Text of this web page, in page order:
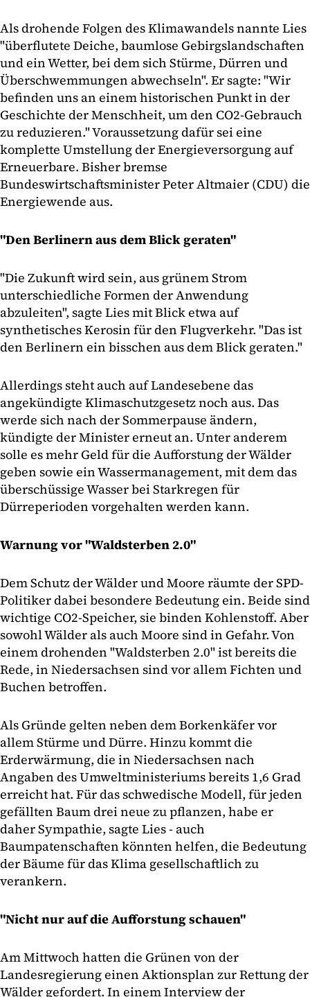
Als drohende Folgen des Klimawandels nannte Lies
"überflutete Deiche, baumlose Gebirgslandschaften
und ein Wetter, bei dem sich Stürme, Dürren und
Überschwemmungen abwechseln". Er sagte: "Wir
befinden uns an einem historischen Punkt in der
Geschichte der Menschheit, um den CO2-Gebrauch
zu reduzieren." Voraussetzung dafür sei eine
komplette Umstellung der Energieversorgung auf
Erneuerbare. Bisher bremse
Bundeswirtschaftsminister Peter Altmaier (CDU) die
Energiewende aus.
"Den Berlinern aus dem Blick geraten"
"Die Zukunft wird sein, aus grünem Strom
unterschiedliche Formen der Anwendung
abzuleiten", sagte Lies mit Blick etwa auf
synthetisches Kerosin für den Flugverkehr. "Das ist
den Berlinern ein bisschen aus dem Blick geraten."
Allerdings steht auch auf Landesebene das
angekündigte Klimaschutzgesetz noch aus. Das
werde sich nach der Sommerpause ändern,
kündigte der Minister erneut an. Unter anderem
solle es mehr Geld für die Aufforstung der Wälder
geben sowie ein Wassermanagement, mit dem das
überschüssige Wasser bei Starkregen für
Dürreperioden vorgehalten werden kann.
Warnung vor "Waldsterben 2.0"
Dem Schutz der Wälder und Moore räumte der SPD-
Politiker dabei besondere Bedeutung ein. Beide sind
wichtige CO2-Speicher, sie binden Kohlenstoff. Aber
sowohl Wälder als auch Moore sind in Gefahr. Von
einem drohenden "Waldsterben 2.0" ist bereits die
Rede, in Niedersachsen sind vor allem Fichten und
Buchen betroffen.
Als Gründe gelten neben dem Borkenkäfer vor
allem Stürme und Dürre. Hinzu kommt die
Erderwärmung, die in Niedersachsen nach
Angaben des Umweltministeriums bereits 1,6 Grad
erreicht hat. Für das schwedische Modell, für jeden
gefällten Baum drei neue zu pflanzen, habe er
daher Sympathie, sagte Lies - auch
Baumpatenschaften könnten helfen, die Bedeutung
der Bäume für das Klima gesellschaftlich zu
verankern.
"Nicht nur auf die Aufforstung schauen"
Am Mittwoch hatten die Grünen von der
Landesregierung einen Aktionsplan zur Rettung der
Wälder gefordert. In einem Interview der